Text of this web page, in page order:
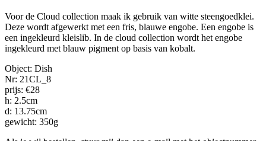
Voor de Cloud collection maak ik gebruik van witte steengoedklei.
Deze wordt afgewerkt met een fris, blauwe engobe. Een engobe is
een ingekleurd kleislib. In de cloud collection wordt het engobe
ingekleurd met blauw pigment op basis van kobalt.
Object: Dish
Nr: 21CL_8
prijs: €28
h: 2.5cm
d: 13.75cm
gewicht: 350g